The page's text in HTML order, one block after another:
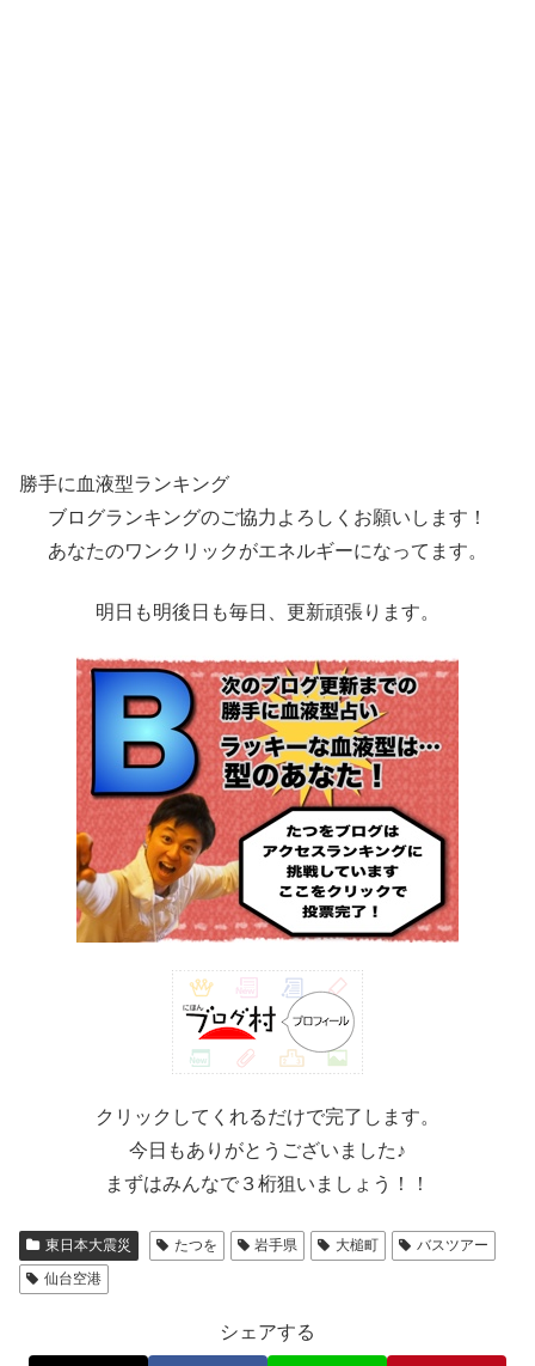
勝手に血液型ランキング
ブログランキングのご協力よろしくお願いします！
あなたのワンクリックがエネルギーになってます。
明日も明後日も毎日、更新頑張ります。
クリックしてくれるだけで完了します。
今日もありがとうございました♪
まずはみんなで３桁狙いましょう！！
東日本大震災 たつを 岩手県 大槌町
バスツアー
仙台空港
シェアする